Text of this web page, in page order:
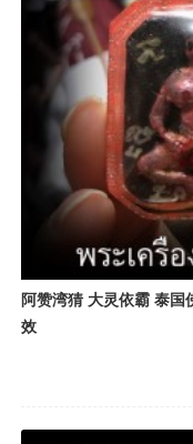
阿赞湾猜 大灵依霸 泰
效